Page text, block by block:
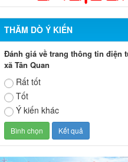
THĂM DÒ Ý KIẾN
Đánh giá về trang thông tin điện
xã Tân Quan
Rất tốt
Tốt
Ý kiến khác